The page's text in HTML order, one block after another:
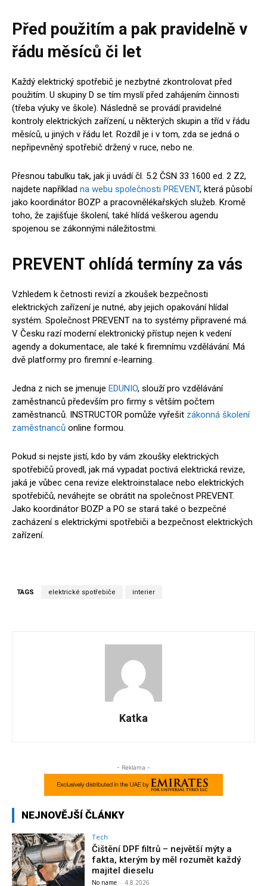
Před použitím a pak pravidelně v
řádu měsíců či let
Každý elektrický spotřebič je nezbytné zkontrolovat před
použitím. U skupiny D se tím myslí před zahájením činnosti
(třeba výuky ve škole). Následně se provádí pravidelné
kontroly elektrických zařízení, u některých skupin a tříd v řádu
měsíců, u jiných v řádu let. Rozdíl je i v tom, zda se jedná o
nepřipevněný spotřebič držený v ruce, nebo ne.
Přesnou tabulku tak, jak ji uvádí čl. 5.2 ČSN 33 1600 ed. 2 Z2,
najdete například na webu společnosti PREVENT, která působí
jako koordinátor BOZP a pracovnělékařských služeb. Kromě
toho, že zajišťuje školení, také hlídá veškerou agendu
spojenou se zákonnými náležitostmi.
PREVENT ohlídá termíny za vás
Vzhledem k četnosti revizí a zkoušek bezpečnosti
elektrických zařízení je nutné, aby jejich opakování hlídal
systém. Společnost PREVENT na to systémy připravené má.
V Česku razí moderní elektronický přístup nejen k vedení
agendy a dokumentace, ale také k firemnímu vzdělávání. Má
dvě platformy pro firemní e-learning.
Jedna z nich se jmenuje EDUNIO, slouží pro vzdělávání
zaměstnanců především pro firmy s větším počtem
zaměstnanců. INSTRUCTOR pomůže vyřešit zákonná školení
zaměstnanců online formou.
Pokud si nejste jistí, kdo by vám zkoušky elektrických
spotřebičů provedl, jak má vypadat poctivá elektrická revize,
jaká je vůbec cena revize elektroinstalace nebo elektrických
spotřebičů, neváhejte se obrátit na společnost PREVENT.
Jako koordinátor BOZP a PO se stará také o bezpečné
zacházení s elektrickými spotřebiči a bezpečnost elektrických
zařízení.
TAGS elektrické spotřebiče interier
Katka
- Reklama -
NEJNOVĚJŠÍ ČLÁNKY
Tech
Čištění DPF filtrů – největší mýty a
fakta, kterým by měl rozumět každý
majitel dieselu
No name - 4.8.2026